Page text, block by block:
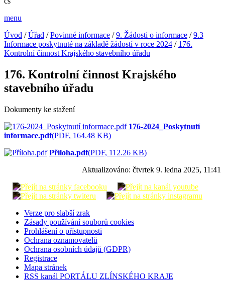
menu
Úvod /Úřad /Povinné informace /9. Žádosti o informace /9.3
Informace poskytnuté na základě žádostí v roce 2024 / 176.
Kontrolní činnost Krajského stavebního úřadu
176. Kontrolní činnost Krajského
stavebního úřadu
Dokumenty ke stažení
176-2024_Poskytnutí
informace.pdf(PDF, 164.48 KB)
Příloha.pdf(PDF, 112.26 KB)
Aktualizováno: čtvrtek 9. ledna 2025, 11:41
Verze pro slabší zrak
Zásady používání souborů cookies
Prohlášení o přístupnosti
Ochrana oznamovatelů
Ochrana osobních údajů (GDPR)
Registrace
Mapa stránek
RSS kanál PORTÁLU ZLÍNSKÉHO KRAJE